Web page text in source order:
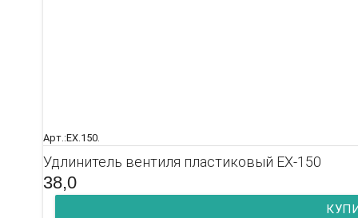
Арт.:EX.150.
Удлинитель вентиля пластиковый EX-150
38,0